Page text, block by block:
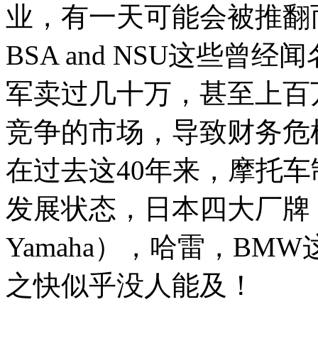
业，有一天可能会被推
BSA and NSU这些曾经
军卖过几十万，甚至上
竞争的市场，导致财务
在过去这40年来，摩托
发展状态，日本四大厂牌
Yamaha），哈雷，
之快似乎没人能及！